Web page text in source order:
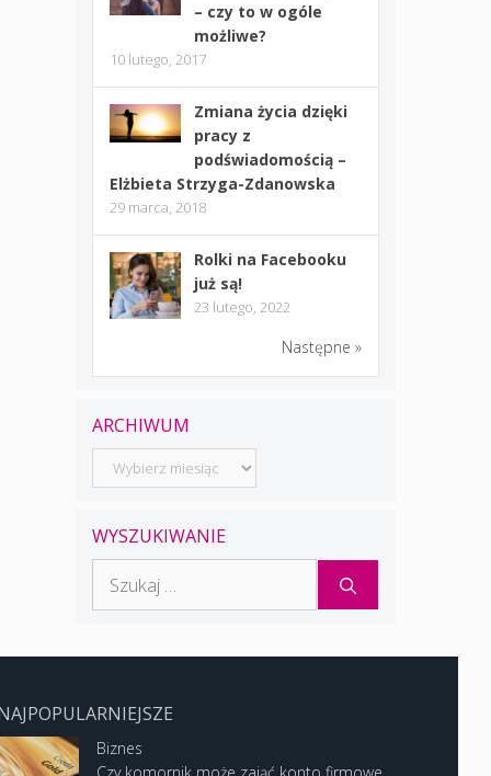
– czy to w ogóle
możliwe?
10 lutego, 2017
Zmiana życia dzięki
pracy z
podświadomością –
Elżbieta Strzyga-Zdanowska
29 marca, 2018
Rolki na Facebooku
już są!
23 lutego, 2022
Następne »
ARCHIWUM
Archiwum
WYSZUKIWANIE
Biznes